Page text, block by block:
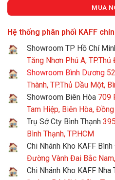
MUA
Hệ thống phân phối KAFF
Showroom TP Hồ Chí
Tăng Nhơn Phú A,
Showroom Bình Dương
Thành, TP.Thủ Dầu Một,
Showroom Biên Hòa 709
Tam Hiệp, Biên Hòa,
Trụ Sở Cty Bình Thạnh
Bình Thạnh, TP.HCM
Chi Nhánh Kho KAFF
Đường Vành Đai Bắc
Chi Nhánh Kho KAFF